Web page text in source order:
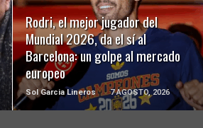
Rodri, el mejor jugador del
Mundial 2026, da el sí al
Barcelona: un golpe al mercado
europeo
Sol Garcia Lineros 7 AGOSTO, 2026
LEER MÁS